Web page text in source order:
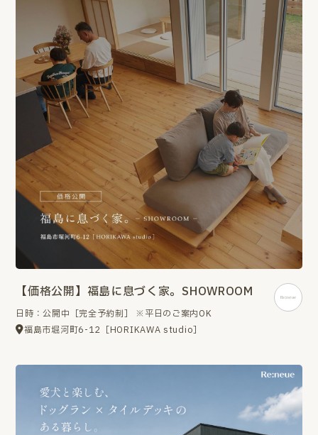
【価格公開】福島に息づく家。SHOWROOM
日時：公開中［完全予約制］ ※平日のご案内OK
福島市堀河町6-12［HORIKAWA studio］